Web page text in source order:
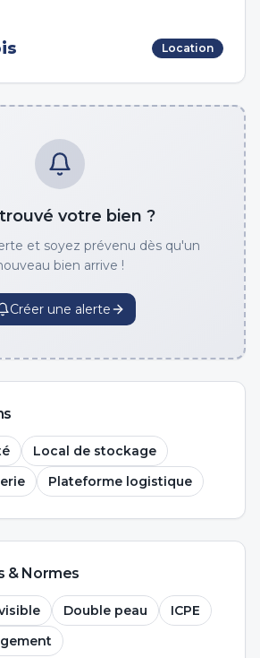
Location
votre bien ?
et soyez prévenu dès qu'un
bien arrive !
Créer une alerte
Local de stockage
Plateforme logistique
& Normes
Double peau
ICPE